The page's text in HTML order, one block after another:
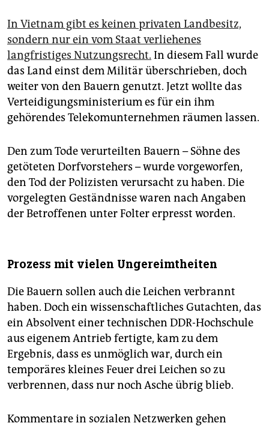
In Vietnam gibt es keinen privaten Landbesitz,
sondern nur ein vom Staat verliehenes
langfristiges Nutzungsrecht. In diesem Fall wurde
das Land einst dem Militär überschrieben, doch
weiter von den Bauern genutzt. Jetzt wollte das
Verteidigungsministerium es für ein ihm
gehörendes Telekomunternehmen räumen lassen.
Den zum Tode verurteilten Bauern – Söhne des
getöteten Dorfvorstehers – wurde vorgeworfen,
den Tod der Polizisten verursacht zu haben. Die
vorgelegten Geständnisse waren nach Angaben
der Betroffenen unter Folter erpresst worden.
Prozess mit vielen Ungereimtheiten
Die Bauern sollen auch die Leichen verbrannt
haben. Doch ein wissenschaftliches Gutachten, das
ein Absolvent einer technischen DDR-Hochschule
aus eigenem Antrieb fertigte, kam zu dem
Ergebnis, dass es unmöglich war, durch ein
temporäres kleines Feuer drei Leichen so zu
verbrennen, dass nur noch Asche übrig blieb.
Kommentare in sozialen Netzwerken gehen